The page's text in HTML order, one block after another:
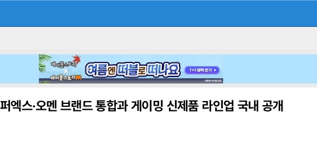
엑스·오멘 브랜드 통합과 게이밍 신제품 라인업 국내 공개